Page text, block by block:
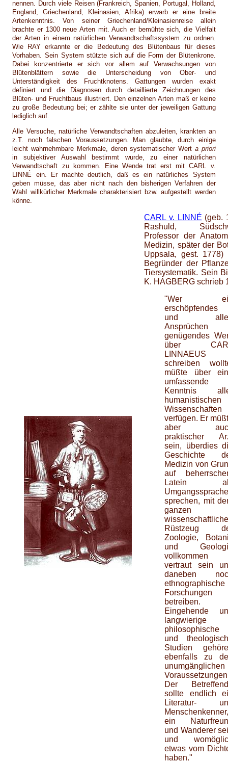
nennen. Durch viele Reisen (Frankreich, Spanien, Portugal, Holland,
England, Griechenland, Kleinasien, Afrika) erwarb er eine breite
Artenkenntnis. Von seiner Griechenland/Kleinasienreise allein
brachte er 1300 neue Arten mit. Auch er bemühte sich, die Vielfalt
der Arten in einem natürlichen Verwandtschaftssystem zu ordnen.
Wie RAY erkannte er die Bedeutung des Blütenbaus für dieses
Vorhaben. Sein System stützte sich auf die Form der Blütenkrone.
Dabei konzentrierte er sich vor allem auf Verwachsungen von
Blütenblättern sowie die Unterscheidung von Ober- und
Unterständigkeit des Fruchtknotens. Gattungen wurden exakt
definiert und die Diagnosen durch detaillierte Zeichnungen des
Blüten- und Fruchtbaus illustriert. Den einzelnen Arten maß er keine
zu große Bedeutung bei; er zählte sie unter der jeweiligen Gattung
lediglich auf.
Alle Versuche, natürliche Verwandtschaften abzuleiten, krankten an
z.T. noch falschen Voraussetzungen. Man glaubte, durch einige
leicht wahrnehmbare Merkmale, deren systematischer Wert a priori
in subjektiver Auswahl bestimmt wurde, zu einer natürlichen
Verwandtschaft zu kommen. Eine Wende trat erst mit CARL v.
LINNÉ ein. Er machte deutlich, daß es ein natürliches System
geben müsse, das aber nicht nach den bisherigen Verfahren der
Wahl willkürlicher Merkmale charakterisiert bzw. aufgestellt werden
könne.
CARL v. LINNÉ (geb.
Rashuld,
Professor der
Medizin, später der
Uppsala, gest.
Begründer der
Tiersystematik. Sein
K. HAGBERG schrieb
"Wer
erschöpfendes
und
Ansprüchen
genügendes
über
LINNAEUS
schreiben
müßte über
umfassende
Kenntnis
humanistischen
Wissenschaften
verfügen. Er
aber
praktischer
sein, überdies
Geschichte
Medizin von
auf
Latein
sprechen, mit
ganzen
Rüstzeug
Zoologie,
und
vollkommen
vertraut sein
daneben
ethnographische
Forschungen
betreiben.
Eingehende
langwierige
philosophische
und
Studien
ebenfalls zu
unumgänglichen
Der
sollte endlich
Literatur-
ein
und Wanderer
und
etwas vom
haben."